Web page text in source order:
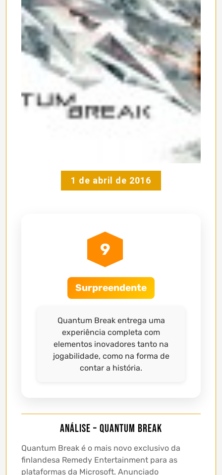
1 de abril de 2016
9
Surpreendente
Quantum Break entrega uma
experiência completa com
elementos inovadores tanto na
jogabilidade, como na forma de
contar a história.
Análise – Quantum Break
Quantum Break é o mais novo exclusivo da
finlandesa Remedy Entertainment para as
plataformas da Microsoft. Anunciado